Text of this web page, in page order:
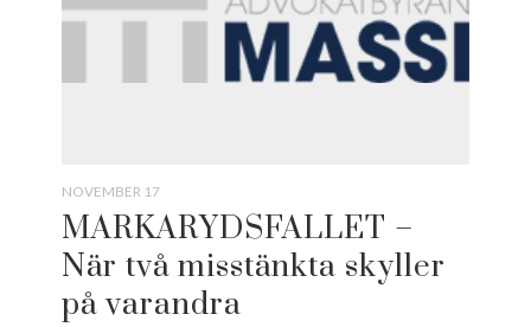
NOVEMBER 17
MARKARYDSFALLET –
När två misstänkta skyller
på varandra